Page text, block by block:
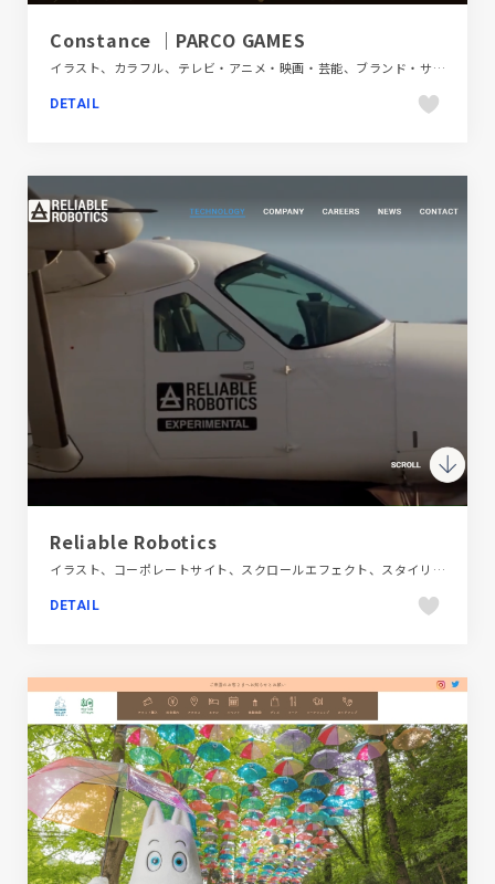
Constance ｜PARCO GAMES
イラスト、カラフル、テレビ・アニメ・映画・芸能、ブランド・サービスサイト、ポップ、モーション多め
DETAIL
Reliable Robotics
イラスト、コーポレートサイト、スクロールエフェクト、スタイリッシュ、ブルー系、モーション多め、自動車・乗り物・交通
DETAIL